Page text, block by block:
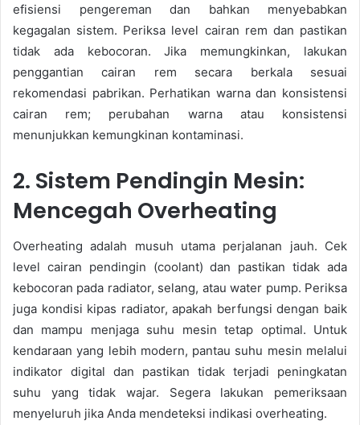
efisiensi pengereman dan bahkan menyebabkan
kegagalan sistem. Periksa level cairan rem dan pastikan
tidak ada kebocoran. Jika memungkinkan, lakukan
penggantian cairan rem secara berkala sesuai
rekomendasi pabrikan. Perhatikan warna dan konsistensi
cairan rem; perubahan warna atau konsistensi
menunjukkan kemungkinan kontaminasi.
2. Sistem Pendingin Mesin:
Mencegah Overheating
Overheating adalah musuh utama perjalanan jauh. Cek
level cairan pendingin (coolant) dan pastikan tidak ada
kebocoran pada radiator, selang, atau water pump. Periksa
juga kondisi kipas radiator, apakah berfungsi dengan baik
dan mampu menjaga suhu mesin tetap optimal. Untuk
kendaraan yang lebih modern, pantau suhu mesin melalui
indikator digital dan pastikan tidak terjadi peningkatan
suhu yang tidak wajar. Segera lakukan pemeriksaan
menyeluruh jika Anda mendeteksi indikasi overheating.